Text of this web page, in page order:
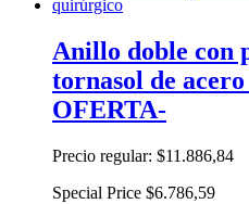
Anillo doble con
tornasol de
OFERTA-
Precio regular: $11.886,84
Special Price $6.786,59